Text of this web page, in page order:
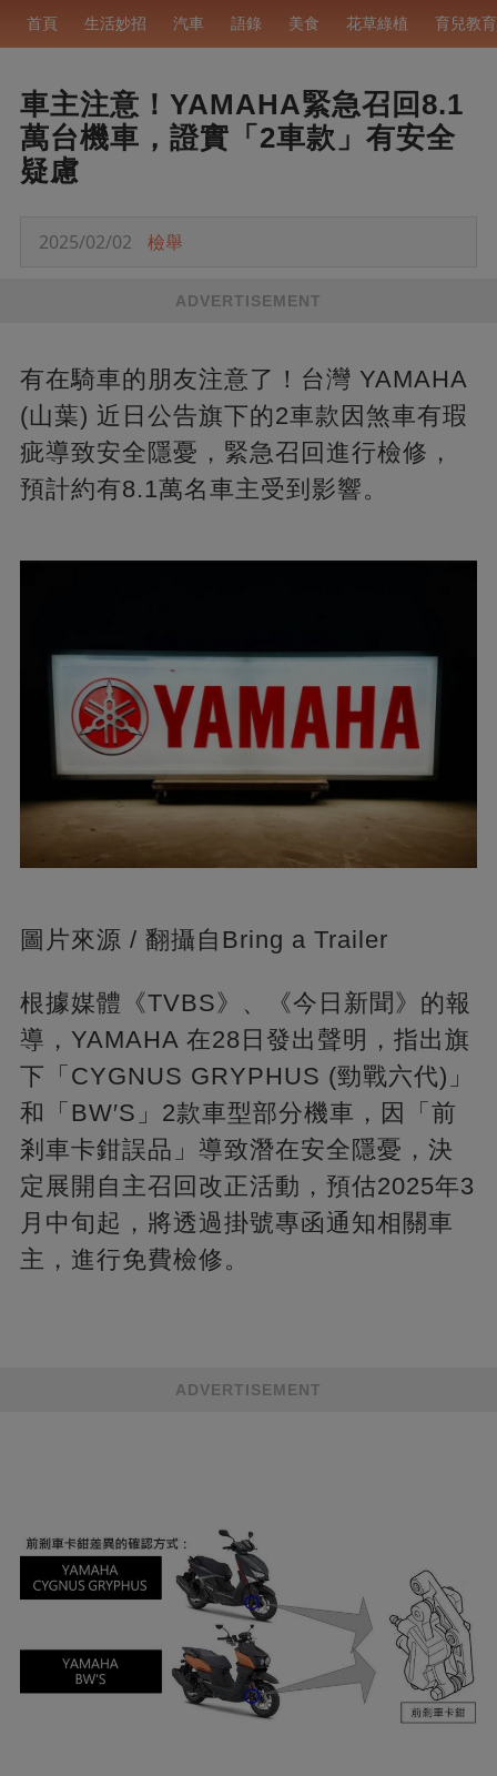
首頁 生活妙招 汽車 語錄 美食 花草綠植 育兒教育
車主注意！YAMAHA緊急召回8.1
萬台機車，證實「2車款」有安全
疑慮
2025/02/02 檢舉
ADVERTISEMENT
有在騎車的朋友注意了！台灣 YAMAHA
(山葉) 近日公告旗下的2車款因煞車有瑕
疵導致安全隱憂，緊急召回進行檢修，
預計約有8.1萬名車主受到影響。
圖片來源 / 翻攝自Bring a Trailer
根據媒體《TVBS》、《今日新聞》的報
導，YAMAHA 在28日發出聲明，指出旗
下「CYGNUS GRYPHUS (勁戰六代)」
和「BW′S」2款車型部分機車，因「前
剎車卡鉗誤品」導致潛在安全隱憂，決
定展開自主召回改正活動，預估2025年3
月中旬起，將透過掛號專函通知相關車
主，進行免費檢修。
ADVERTISEMENT